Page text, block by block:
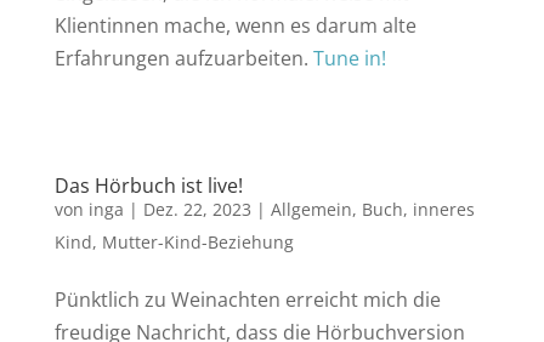
Klientinnen mache, wenn es darum alte
Erfahrungen aufzuarbeiten. Tune in!
Das Hörbuch ist live!
von inga | Dez. 22, 2023 | Allgemein, Buch, inneres
Kind, Mutter-Kind-Beziehung
Pünktlich zu Weinachten erreicht mich die
freudige Nachricht, dass die Hörbuchversion